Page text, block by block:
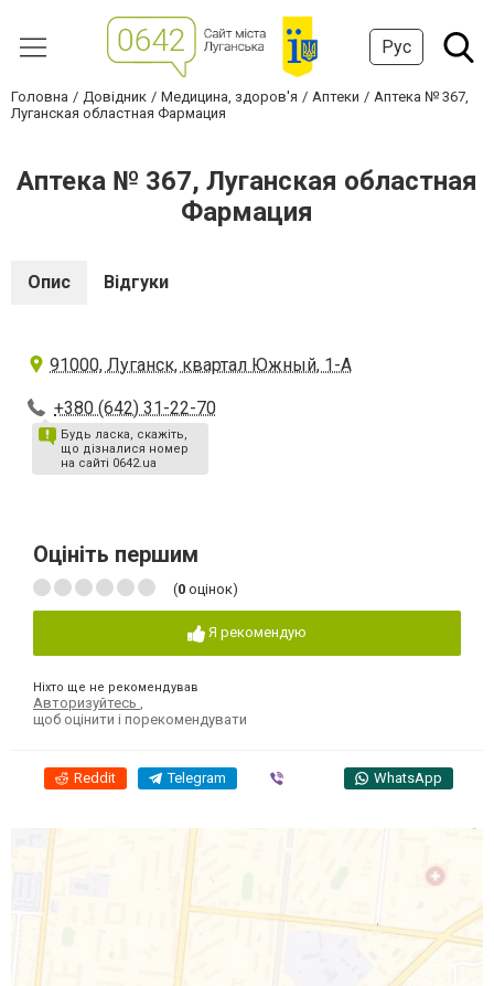
Рус
Головна Довідник Медицина, здоров'я Аптеки
Аптека № 367,
Луганская областная Фармация
Аптека № 367, Луганская областная
Фармация
Опис Відгуки
91000, Луганск, квартал Южный, 1-А
+380 (642) 31-22-70
Будь ласка, скажіть,
що дізналися номер
на сайті 0642.ua
Оцініть першим
(0 оцінок)
Я рекомендую
Ніхто ще не рекомендував
Авторизуйтесь
щоб оцінити і порекомендувати
Reddit Telegram WhatsApp